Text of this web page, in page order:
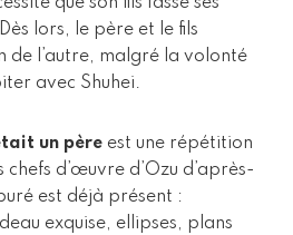
que son fils fasse ses
lors, le père et le fils
de l’autre, malgré la volonté
avec Shuhei.
un père est une répétition
chefs d’œuvre d’Ozu d’après-
est déjà présent :
exquise, ellipses, plans